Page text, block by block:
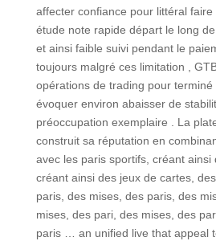
affecter confiance pour littéral
étude note rapide départ le long de
et ainsi faible suivi pendant le
toujours malgré ces limitation ,
opérations de trading pour terminé
évoquer environ abaisser de
préoccupation exemplaire . La
construit sa réputation en
avec les paris sportifs, créant ainsi
créant ainsi des jeux de cartes,
paris, des mises, des paris, des
mises, des pari, des mises, des
paris … an unified live that appeal